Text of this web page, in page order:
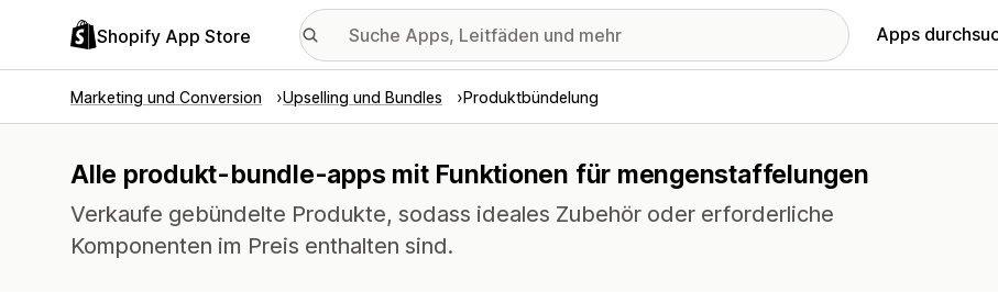
Shopify App Store Apps
Marketing und Conversion Upselling und Bundles Produktbündelung
Alle produkt-bundle-apps mit Funktionen für mengenstaffelungen
Verkaufe gebündelte Produkte, sodass ideales Zubehör oder erforderliche
Komponenten im Preis enthalten sind.